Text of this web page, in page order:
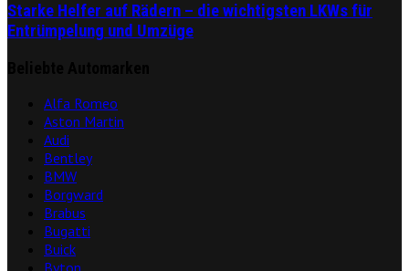
Starke Helfer auf Rädern – die wichtigsten LKWs für
Entrümpelung und Umzüge
Alfa Romeo
Aston Martin
Audi
Bentley
BMW
Borgward
Brabus
Bugatti
Buick
Byton